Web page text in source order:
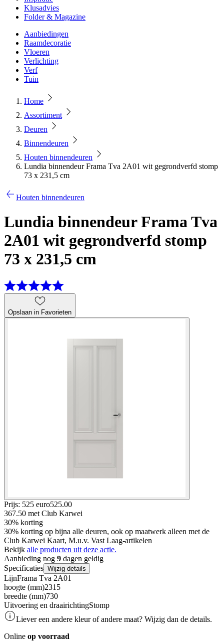
Klusadvies
Folder & Magazine
Aanbiedingen
Raamdecoratie
Vloeren
Verlichting
Verf
Tuin
Home
Assortiment
Deuren
Binnendeuren
Houten binnendeuren
Lundia binnendeur Frama Tva 2A01 wit gegrondverfd stomp
73 x 231,5 cm
Houten binnendeuren
Lundia binnendeur Frama Tva
2A01 wit gegrondverfd stomp
73 x 231,5 cm
Opslaan in Favorieten
Prijs: 525 euro525.00
367.50 met Club Karwei
30% korting
30% korting op bijna alle deuren, ook op maatwerk alleen met de
Club Karwei Kaart, M.u.v. Vast Laag-artikelen
Bekijk alle producten uit deze actie.
Aanbieding nog 9 dagen geldig
Specificaties Wijzig details
LijnFrama Tva 2A01
hoogte (mm)2315
breedte (mm)730
Uitvoering en draairichtingStomp
Liever een andere kleur of andere maat? Wijzig dan de details.
Online op voorraad